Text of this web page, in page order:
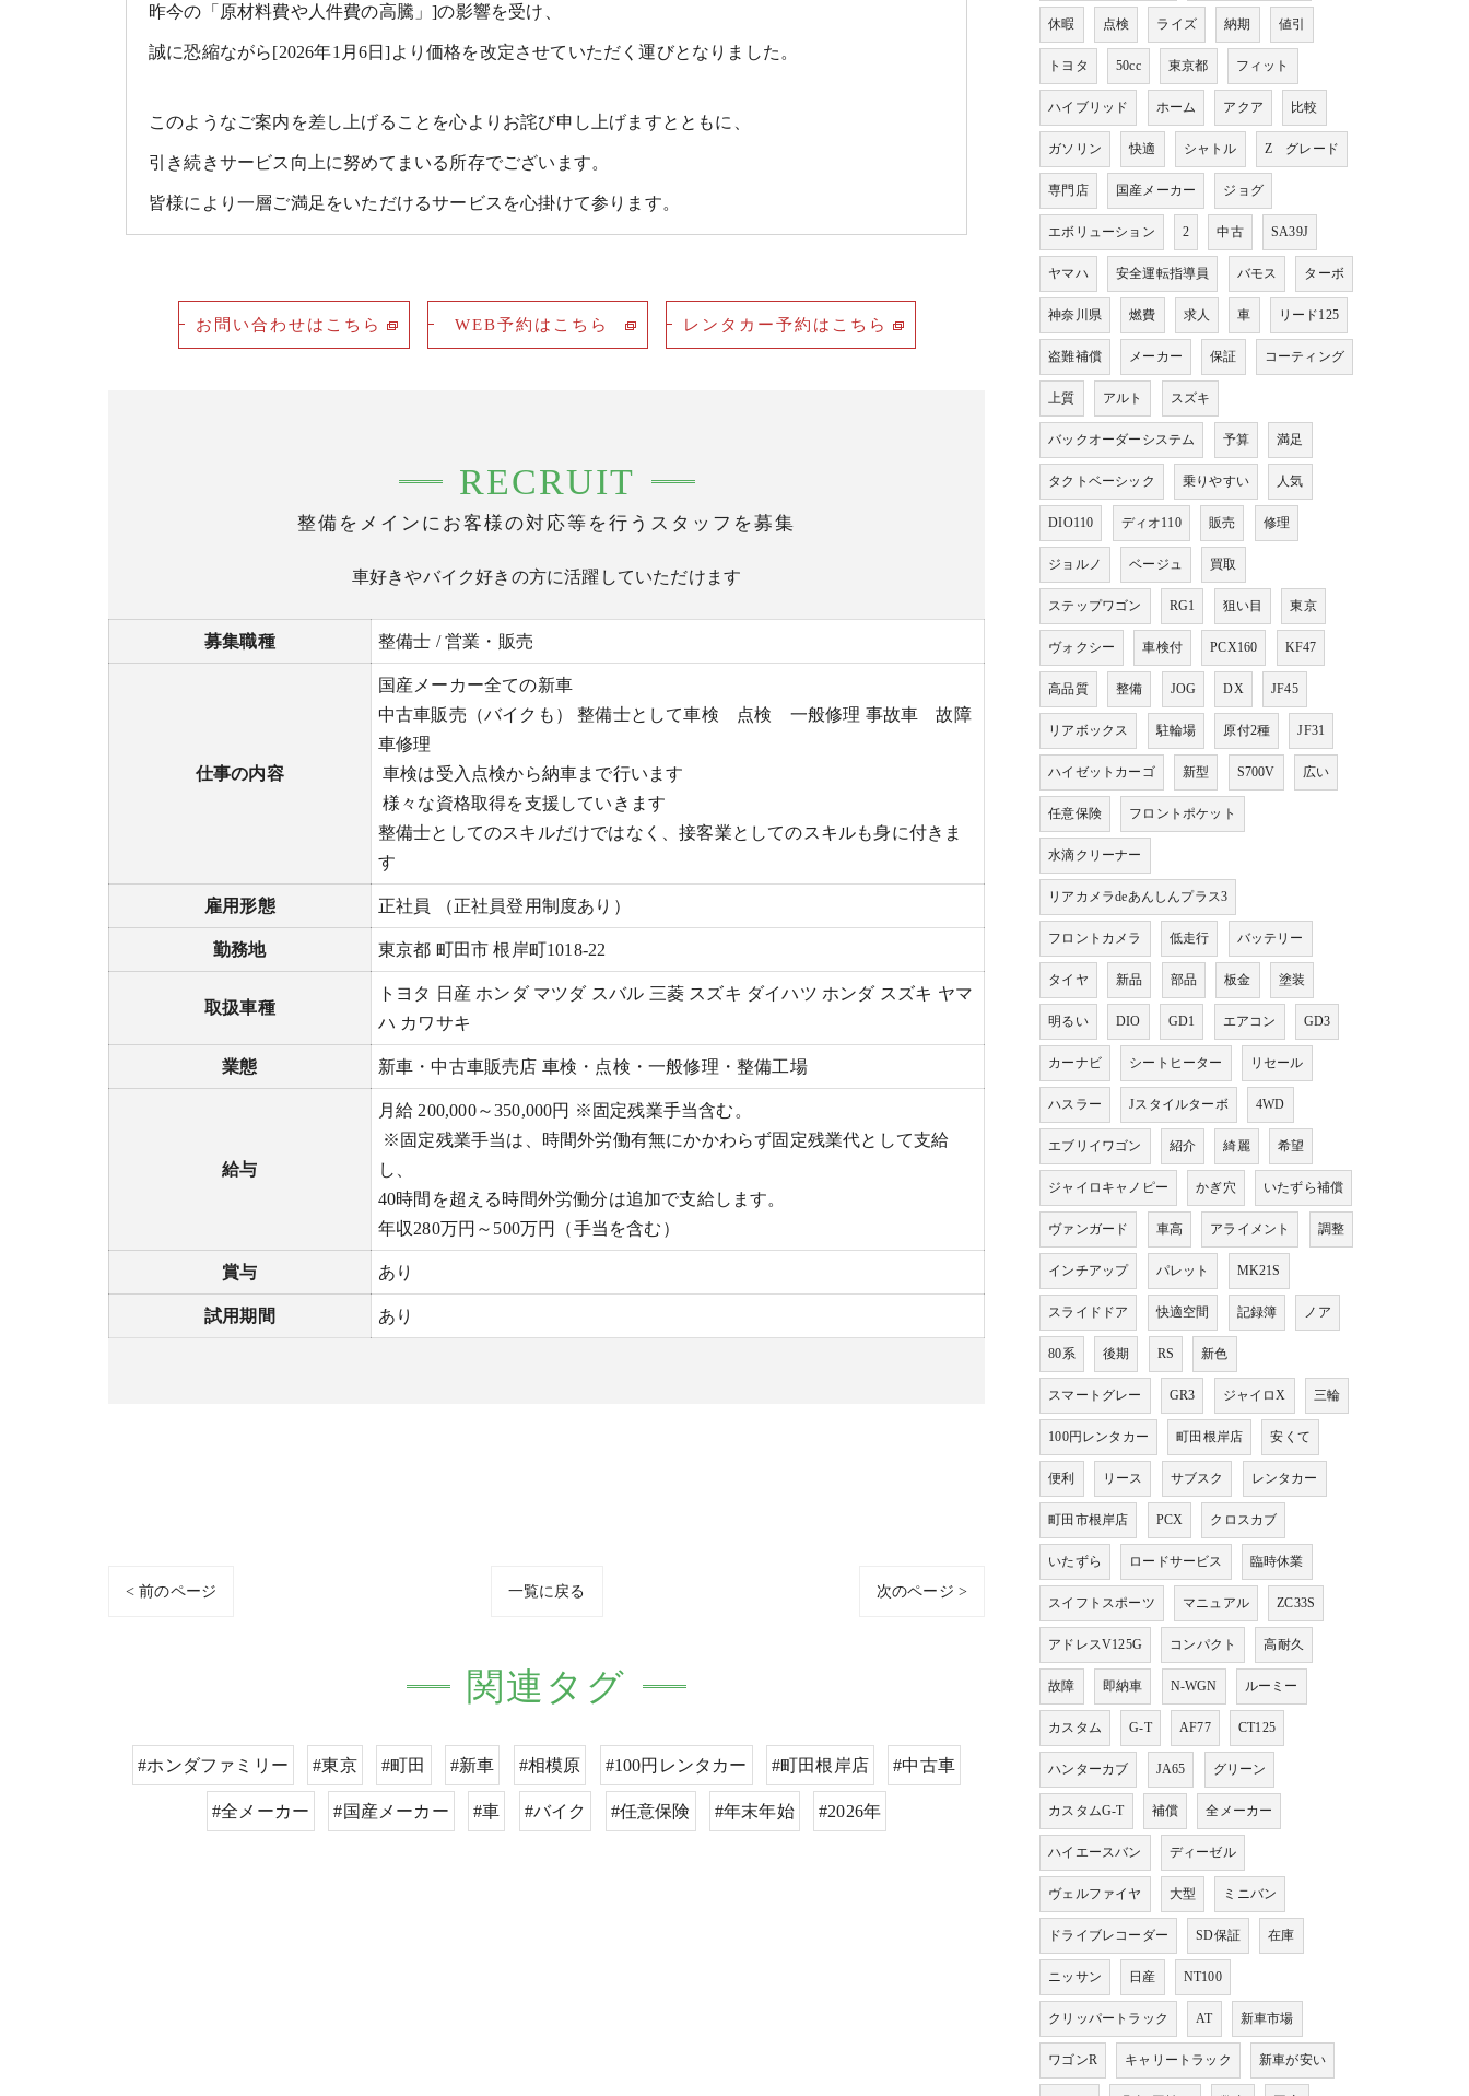
昨今の「原材料費や人件費の高騰」]の影響を受け、
誠に恐縮ながら[2026年1月6日]より価格を改定させていただく運びとなりました。
このようなご案内を差し上げることを心よりお詫び申し上げますとともに、
引き続きサービス向上に努めてまいる所存でございます。
皆様により一層ご満足をいただけるサービスを心掛けて参ります。
お問い合わせはこちら WEB予約はこちら レンタカー予約はこちら
整備をメインにお客様の対応等を行うスタッフを募集
RECRUIT
車好きやバイク好きの方に活躍していただけます
募集職種 整備士 / 営業・販売
仕事の内容
国産メーカー全ての新車
中古車販売（バイクも） 整備士として車検 点検 一般修理 事故車 故障
車修理
車検は受入点検から納車まで行います
様々な資格取得を支援していきます
整備士としてのスキルだけではなく、接客業としてのスキルも身に付きま
す
雇用形態 正社員 （正社員登用制度あり）
勤務地 東京都 町田市 根岸町1018-22
取扱車種
トヨタ 日産 ホンダ マツダ スバル 三菱 スズキ ダイハツ ホンダ スズキ ヤマ
ハ カワサキ
業態 新車・中古車販売店 車検・点検・一般修理・整備工場
給与
月給 200,000～350,000円 ※固定残業手当含む。
※固定残業手当は、時間外労働有無にかかわらず固定残業代として支給
し、
40時間を超える時間外労働分は追加で支給します。
年収280万円～500万円（手当を含む）
賞与 あり
試用期間 あり
< 前のページ 一覧に戻る 次のページ >
関連タグ
#ホンダファミリー #東京 #町田 #新車 #相模原 #100円レンタカー #町田根岸店 #中古車
#全メーカー #国産メーカー #車 #バイク #任意保険 #年末年始 #2026年
休暇 点検 ライズ 納期 値引
トヨタ 50cc 東京都 フィット
ハイブリッド ホーム アクア 比較
ガソリン 快適 シャトル Z グレード
専門店 国産メーカー ジョグ
エボリューション 2 中古 SA39J
ヤマハ 安全運転指導員 バモス ターボ
神奈川県 燃費 求人 車 リード125
盗難補償 メーカー 保証 コーティング
上質 アルト スズキ
バックオーダーシステム 予算 満足
タクトベーシック 乗りやすい 人気
DIO110 ディオ110 販売 修理
ジョルノ ベージュ 買取
ステップワゴン RG1 狙い目 東京
ヴォクシー 車検付 PCX160 KF47
高品質 整備 JOG DX JF45
リアボックス 駐輪場 原付2種 JF31
ハイゼットカーゴ 新型 S700V 広い
任意保険 フロントポケット
水滴クリーナー
リアカメラdeあんしんプラス3
フロントカメラ 低走行 バッテリー
タイヤ 新品 部品 板金 塗装
明るい DIO GD1 エアコン GD3
カーナビ シートヒーター リセール
ハスラー Jスタイルターボ 4WD
エブリイワゴン 紹介 綺麗 希望
ジャイロキャノピー かぎ穴 いたずら補償
ヴァンガード 車高 アライメント 調整
インチアップ パレット MK21S
スライドドア 快適空間 記録簿 ノア
80系 後期 RS 新色
スマートグレー GR3 ジャイロX 三輪
100円レンタカー 町田根岸店 安くて
便利 リース サブスク レンタカー
町田市根岸店 PCX クロスカブ
いたずら ロードサービス 臨時休業
スイフトスポーツ マニュアル ZC33S
アドレスV125G コンパクト 高耐久
故障 即納車 N-WGN ルーミー
カスタム G-T AF77 CT125
ハンターカブ JA65 グリーン
カスタムG-T 補償 全メーカー
ハイエースバン ディーゼル
ヴェルファイヤ 大型 ミニバン
ドライブレコーダー SD保証 在庫
ニッサン 日産 NT100
クリッパートラック AT 新車市場
ワゴンR キャリートラック 新車が安い